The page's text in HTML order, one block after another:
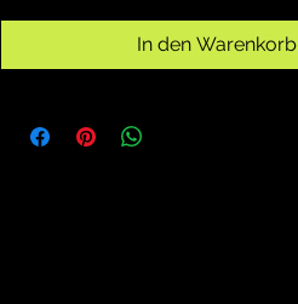
In den Warenkorb